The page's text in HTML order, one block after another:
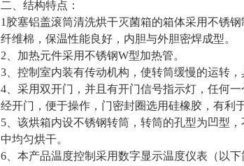
二、结构特点：
1 胶塞铝盖滚筒清洗烘干灭菌箱的箱体采用不锈
纤维棉，保温性能良好， 内胆与外胆密焊成型。
2、加热元件采用不锈钢W型加热管。
3、 控制室内装有传动机构，使转筒缓慢的运转，
4、 采用双开门， 并且有开门信号指示灯，任何
经开门， 便于操作，门密封圈选用硅橡胶，有利
5、该烘箱内设不锈钢转筒， 转筒的孔型为凹型，
中均匀烘干。
6、本产品温度控制采用数字显示温度仪表（以